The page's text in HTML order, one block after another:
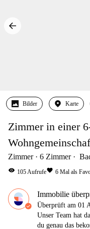
Bilder Karte
Zimmer in einer
Zimmer 6 Zimmer
visibility 105Aufrufefavorite 6 Mal als
Immobilie
Überprüft am 01
Unser Team hat
du genau das